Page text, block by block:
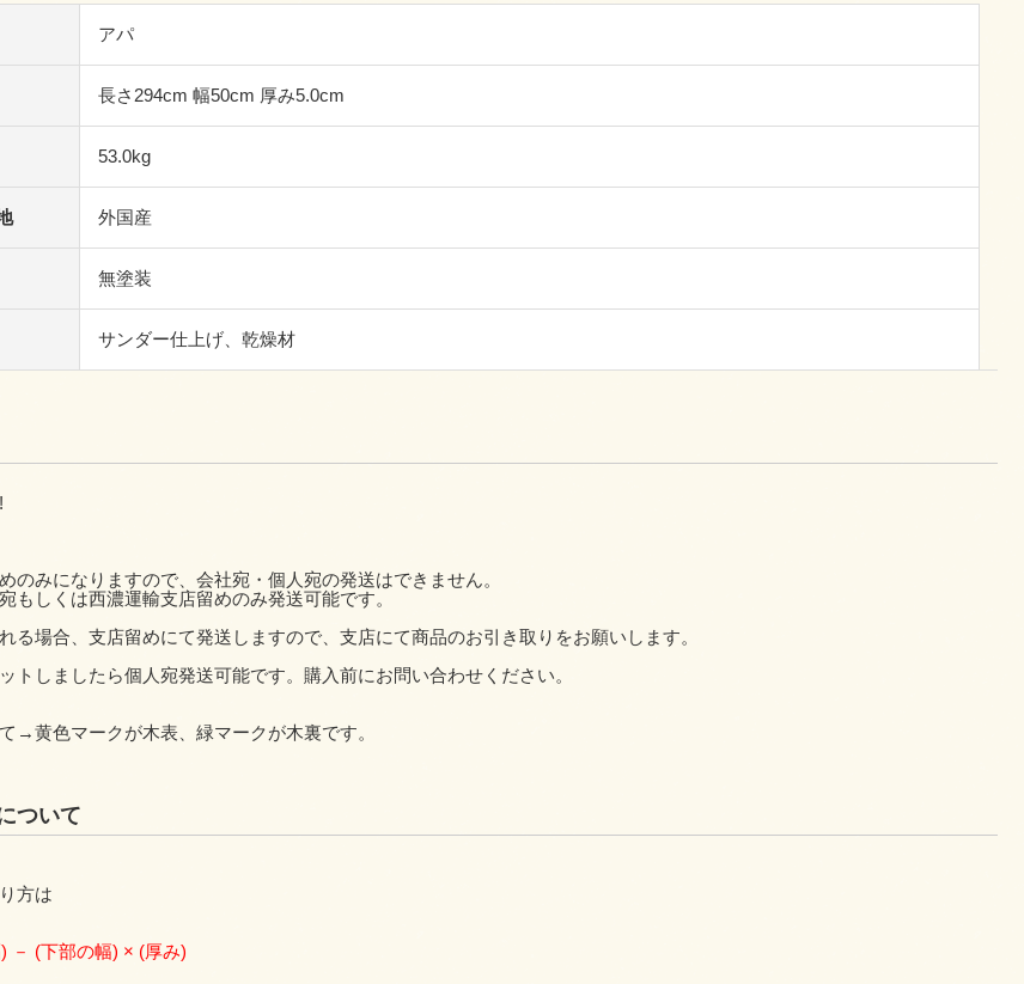
アパ
長さ294cm 幅50cm 厚み5.0cm
53.0kg
外国産
無塗装
サンダー仕上げ、乾燥材
のみになりますので、会社宛・個人宛の発送はできません。
もしくは西濃運輸支店留めのみ発送可能です。
る場合、支店留めにて発送しますので、支店にて商品のお引き取りをお願いします。
トしましたら個人宛発送可能です。購入前にお問い合わせください。
→黄色マークが木表、緑マークが木裏です。
ついて
方は
－ (下部の幅) × (厚み)